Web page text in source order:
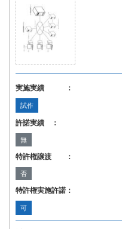
実施実績 ：
試作
許諾実績 ：
無
特許権譲渡 ：
否
特許権実施許諾：
可